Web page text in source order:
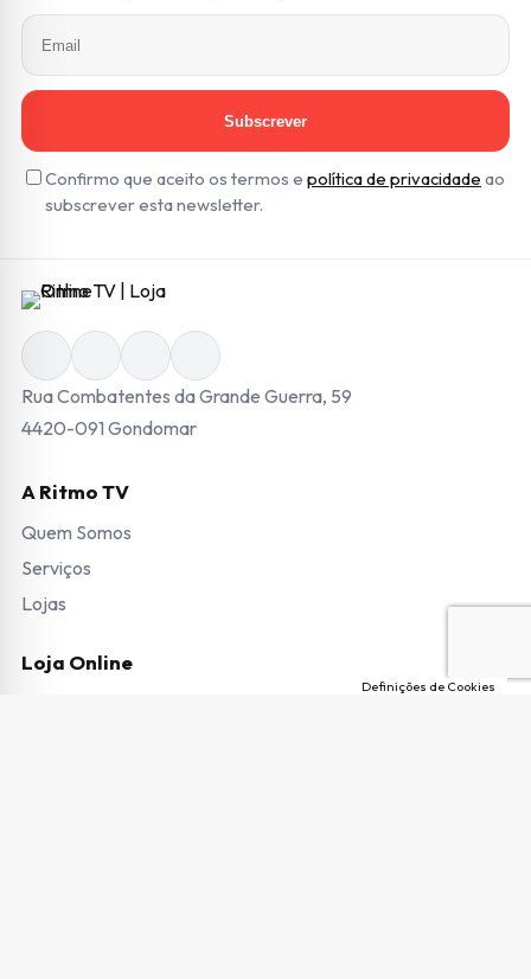
Subscrever
Confirmo que aceito os termos e política de privacidade ao
subscrever esta newsletter.
Rua Combatentes da Grande Guerra, 59
4420-091 Gondomar
A Ritmo TV
Quem Somos
Serviços
Lojas
Loja Online
Definições de Cookies